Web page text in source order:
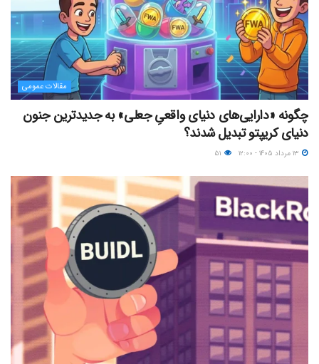
مقالات عمومی
چگونه «دارایی‌های دنیای واقعیِ جعلی» به جدیدترین جنون
دنیای کریپتو تبدیل شدند؟